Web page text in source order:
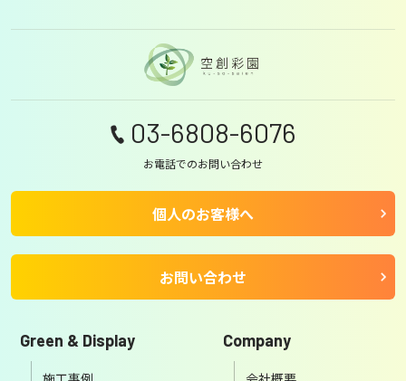
03-6808-6076
お電話でのお問い合わせ
個人のお客様へ
お問い合わせ
Green & Display Company